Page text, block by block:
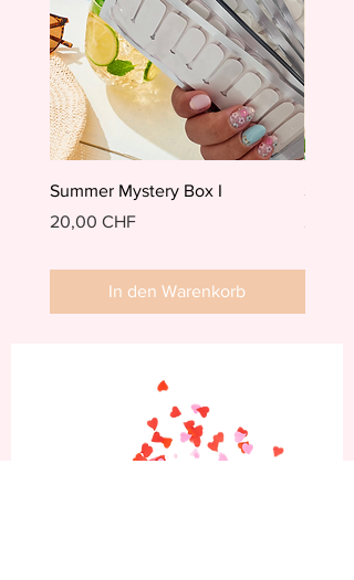
Summer Mystery Box I
Preis
20,00 CHF
In den Warenkorb